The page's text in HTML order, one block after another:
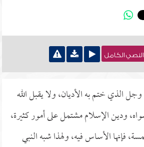
النصي الكامل
الذي ختم به الأديان، ولا يقبل الله
ودين الإسلام مشتمل على أمور كثيرة،
فإنها الأساس فيه، ولهذا شبه النبي